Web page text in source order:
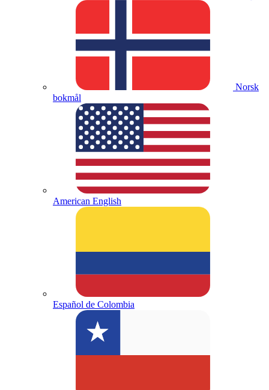
Norsk
bokmål
American English
Español de Colombia